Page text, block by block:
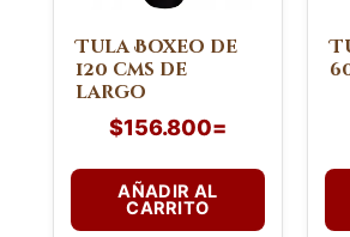
Tula Boxeo de
120 cms de
largo
$156.800=
AÑADIR AL
CARRITO